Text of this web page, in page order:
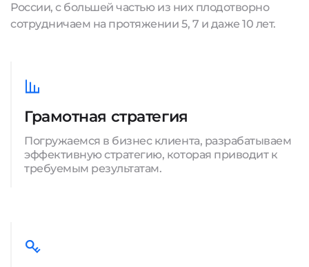
России, с большей частью из них плодотворно
сотрудничаем на протяжении 5, 7 и даже 10 лет.
Грамотная стратегия
Погружаемся в бизнес клиента, разрабатываем
эффективную стратегию, которая приводит к
требуемым результатам.